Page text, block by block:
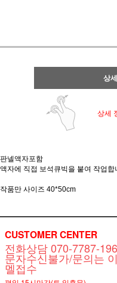
상
상세
판넬액자포함
액자에 직접 보석큐빅을 붙여 작업합
작품만 사이즈 40*50cm
CUSTOMER CENTER
전화상담 070-7787-
문자수신불가/문의는 이
멜접수